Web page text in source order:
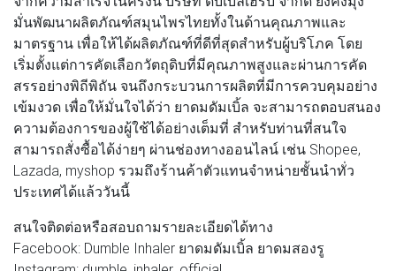
มั่นพัฒนาผลิตภัณฑ์สมุนไพรไทยทั้งในด้านคุณภาพและ
มาตรฐาน เพื่อให้ได้ผลิตภัณฑ์ที่ดีที่สุดสำหรับผู้บริโภค โดย
เริ่มตั้งแต่การคัดเลือกวัตถุดิบที่มีคุณภาพสูงและผ่านการคัด
สรรอย่างพิถีพิถัน จนถึงกระบวนการผลิตที่มีการควบคุมอย่าง
เข้มงวด เพื่อให้มั่นใจได้ว่า ยาดมดัมเบิ้ล จะสามารถตอบสนอง
ความต้องการของผู้ใช้ได้อย่างเต็มที่ สำหรับท่านที่สนใจ
สามารถสั่งซื้อได้ง่ายๆ ผ่านช่องทางออนไลน์ เช่น Shopee,
Lazada, myshop รวมถึงร้านค้าตัวแทนจำหน่ายชั้นนำทั่ว
ประเทศได้แล้ววันนี้
สนใจติดต่อหรือสอบถามรายละเอียดได้ทาง
Facebook: Dumble Inhaler ยาดมดัมเบิ้ล ยาดมสองรู